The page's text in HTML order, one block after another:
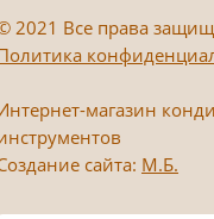
2021 Все права
магазин
сайта: М.Б.